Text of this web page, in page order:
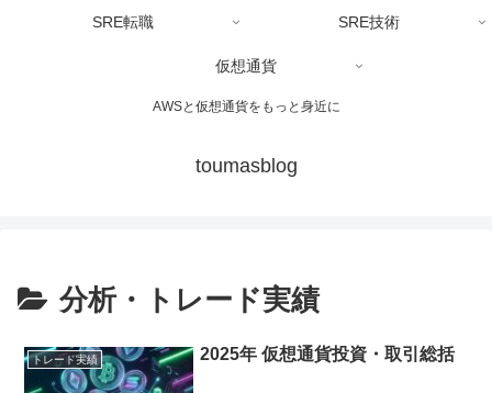
AWSと仮想通貨をもっと身近に
toumasblog
SRE転職 SRE技術
仮想通貨
分析・トレード実績
トレード実績 2025年 仮想通貨投資・取引総括